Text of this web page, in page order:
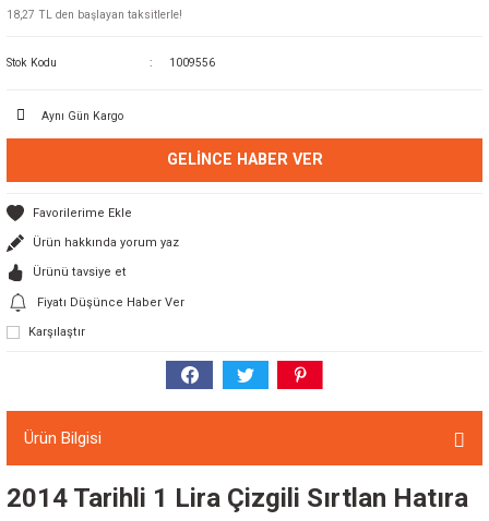
18,27 TL den başlayan taksitlerle!
Stok Kodu 1009556
Aynı Gün Kargo
GELINCE HABER VER
Ürün hakkında yorum yaz
Ürünü tavsiye et
Fiyatı Düşünce Haber Ver
Karşılaştır
Ürün Bilgisi
2014 Tarihli 1 Lira Çizgili Sırtlan Hatıra